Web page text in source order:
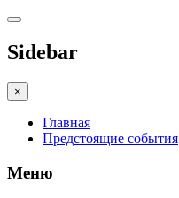
Sidebar
×
Главная
Предстоящие события
Меню